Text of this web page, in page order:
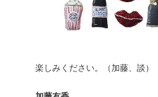
楽しみください。（加藤、談）